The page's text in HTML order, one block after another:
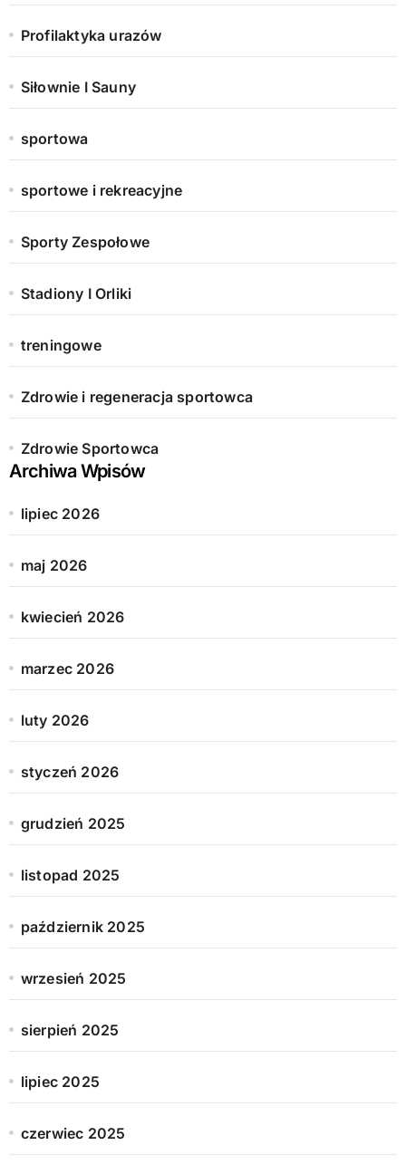
Profilaktyka urazów
Siłownie I Sauny
sportowa
sportowe i rekreacyjne
Sporty Zespołowe
Stadiony I Orliki
treningowe
Zdrowie i regeneracja sportowca
Zdrowie Sportowca
Archiwa Wpisów
lipiec 2026
maj 2026
kwiecień 2026
marzec 2026
luty 2026
styczeń 2026
grudzień 2025
listopad 2025
październik 2025
wrzesień 2025
sierpień 2025
lipiec 2025
czerwiec 2025